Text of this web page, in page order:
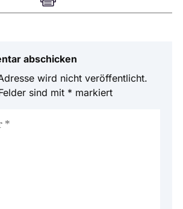
abschicken
wird nicht veröffentlicht.
sind mit * markiert